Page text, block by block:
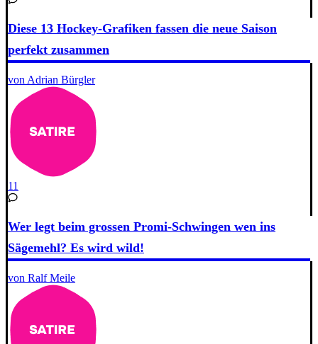
Diese 13 Hockey-Grafiken fassen die neue Saison
perfekt zusammen
von Adrian Bürgler
11
Wer legt beim grossen Promi-Schwingen wen ins
Sägemehl? Es wird wild!
von Ralf Meile